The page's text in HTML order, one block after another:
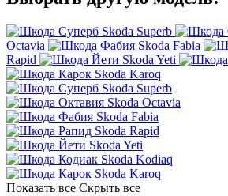
Skoda Superb
Octavia
Skoda Fabia
Rapid
Skoda Yeti
Skoda Karoq
Skoda Superb
Skoda Octavia
Skoda Fabia
Skoda Rapid
Skoda Yeti
Skoda Kodiaq
Skoda Karoq
Показать все Скрыть все